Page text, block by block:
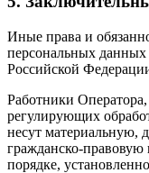
Иные права и
персональных данных
Российской
Работники
регулирующих
несут материальную,
гражданско-правовую
порядке,